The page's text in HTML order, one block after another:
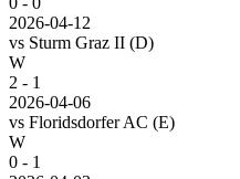
2026-04-12
vs Sturm Graz II (D)
W
2 - 1
2026-04-06
vs Floridsdorfer AC (E)
W
0 - 1